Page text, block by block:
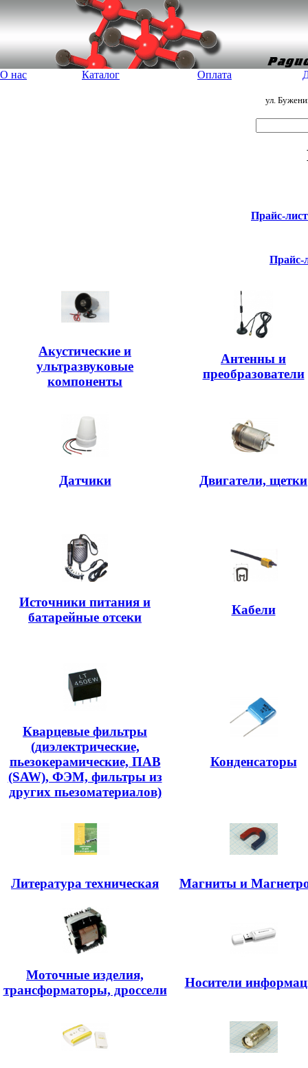
О нас Каталог Оплата
ул.
Прайс-
Прайс-
Акустические и
ультразвуковые
компоненты
Антенны и
преобразователи
Датчики Двигатели, щетки
Источники питания и
батарейные отсеки
Кабели
Кварцевые фильтры
(диэлектрические,
пьезокерамические, ПАВ
(SAW), ФЭМ, фильтры из
других пьезоматериалов)
Конденсаторы
Литература техническая Магниты и
Моточные изделия,
трансформаторы, дроссели
Носители